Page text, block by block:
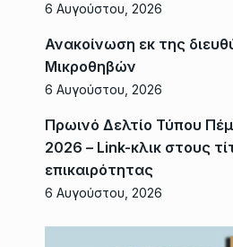
6 Αυγούστου, 2026
Ανακοίνωση εκ της
Μικροθηβών
6 Αυγούστου, 2026
Πρωινό Δελτίο Τύπου
2026 – Link-κλικ στους
επικαιρότητας
6 Αυγούστου, 2026